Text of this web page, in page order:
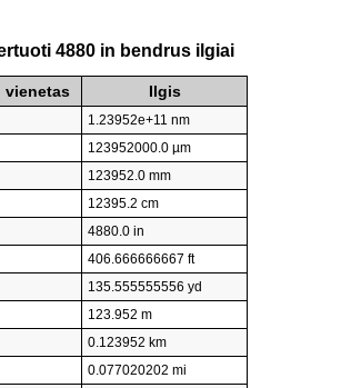
4880 in bendrus ilgiai
vienetas Ilgis
1.23952e+11 nm
123952000.0 µm
123952.0 mm
12395.2 cm
4880.0 in
406.666666667 ft
135.555555556 yd
123.952 m
0.123952 km
0.077020202 mi